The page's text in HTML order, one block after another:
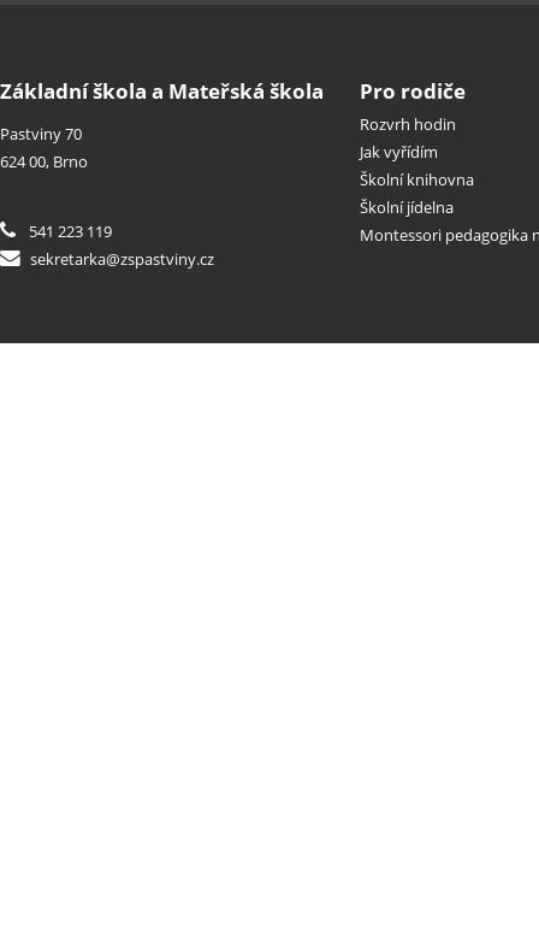
Základní škola a Mateřská škola
Pastviny 70
624 00, Brno
541 223 119
sekretarka@zspastviny.cz
Pro rodiče
Rozvrh hodin
Jak vyřídím
Školní knihovna
Školní jídelna
Montessori pedagogika